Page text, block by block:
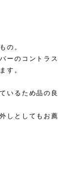
の。
ーのコントラス
す。
いるため品の良
しとしてもお薦